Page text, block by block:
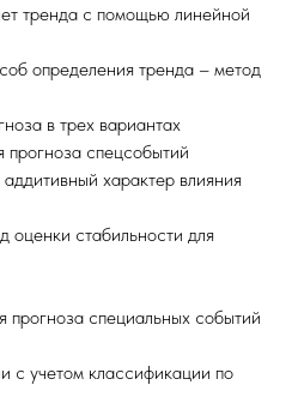
тренда с помощью линейной
определения тренда – метод
в трех вариантах
прогноза спецсобытий
характер влияния
оценки стабильности для
специальных событий
с учетом классификации по